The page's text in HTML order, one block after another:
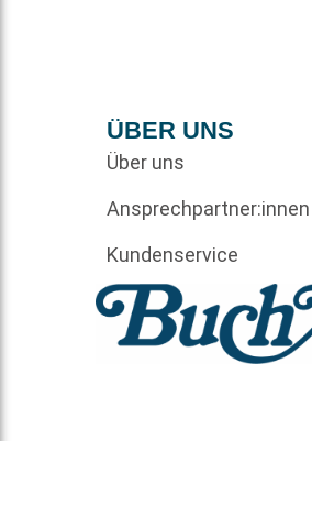
ÜBER UNS
Über uns
Ansprechpartner:innen
Kundenservice